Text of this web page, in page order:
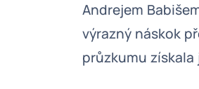
Andrejem
výrazný náskok
průzkumu získala